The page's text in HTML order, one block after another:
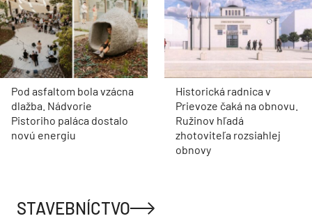
Pod asfaltom bola vzácna
dlažba. Nádvorie
Pistoriho paláca dostalo
novú energiu
Historická radnica v
Prievoze čaká na obnovu.
Ružinov hľadá
zhotoviteľa rozsiahlej
obnovy
STAVEBNÍCTVO